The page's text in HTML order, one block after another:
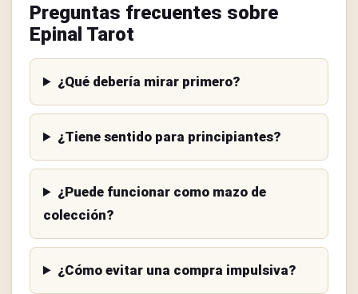
Preguntas frecuentes sobre
Epinal Tarot
¿Qué debería mirar primero?
¿Tiene sentido para principiantes?
¿Puede funcionar como mazo de
colección?
¿Cómo evitar una compra impulsiva?